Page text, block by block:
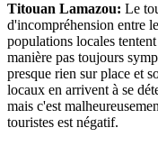
Titouan Lamazou: Le
d'incompréhension entre
populations locales
manière pas toujours
presque rien sur place et
locaux en arrivent à se
mais c'est
touristes est négatif.